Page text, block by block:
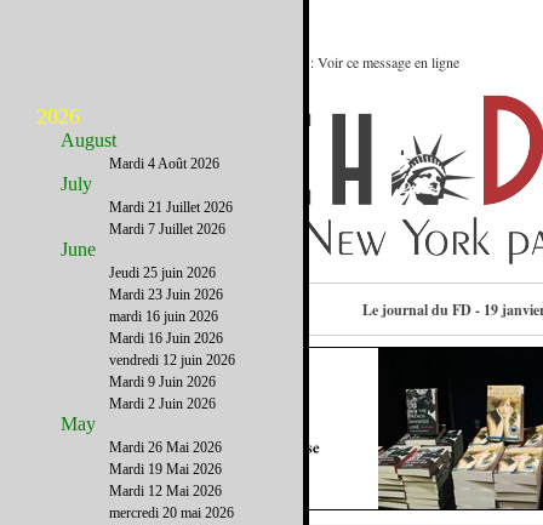
Networking et Bonnes Adresses à NY : Voir ce message en ligne
Le journal du FD - 19
2026
August
Mardi 4 Août 2026
July
Mardi 21 Juillet 2026
Mardi 7 Juillet 2026
June
Jeudi 25 juin 2026
Mardi 23 Juin 2026
mardi 16 juin 2026
Mardi 16 Juin 2026
vendredi 12 juin 2026
Mardi 9 Juin 2026
Mardi 2 Juin 2026
May
Mardi 26 Mai 2026
Mardi 19 Mai 2026
Mardi 12 Mai 2026
mercredi 20 mai 2026